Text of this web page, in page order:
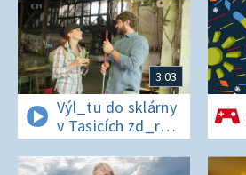
3:03
Výl_tu do sklárny
v Tasicích zd_r
a Čern_bílovi
zm_r!